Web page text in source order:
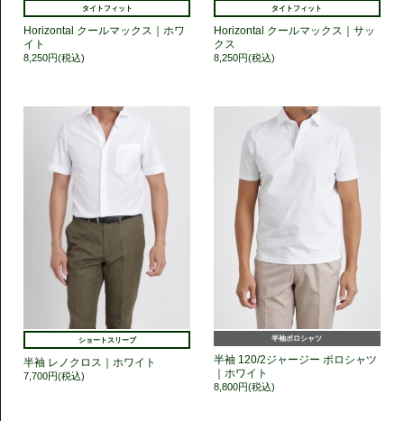
タイトフィット
Horizontal クールマックス｜ホワ
イト
8,250円(税込)
タイトフィット
Horizontal クールマックス｜サッ
クス
8,250円(税込)
ショートスリーブ
半袖 レノクロス｜ホワイト
7,700円(税込)
半袖ポロシャツ
半袖 120/2ジャージー ポロシャツ
｜ホワイト
8,800円(税込)